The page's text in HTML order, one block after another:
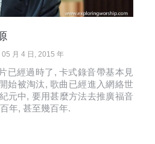
05 月 4 日, 2015 年
已經過時了, 卡式錄音帶基本見
始被淘汰, 歌曲已經進入網絡世
元中, 要用甚麼方法去推廣福音
年, 甚至幾百年.